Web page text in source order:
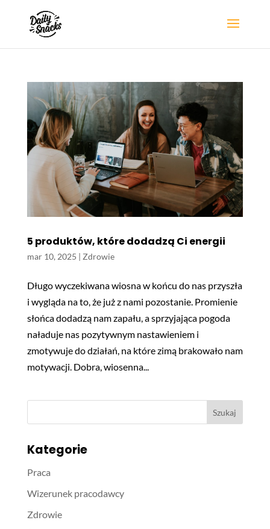
5 produktów, które dodadzą Ci energii
mar 10, 2025 | Zdrowie
Długo wyczekiwana wiosna w końcu do nas przyszła
i wygląda na to, że już z nami pozostanie. Promienie
słońca dodadzą nam zapału, a sprzyjająca pogoda
naładuje nas pozytywnym nastawieniem i
zmotywuje do działań, na które zimą brakowało nam
motywacji. Dobra, wiosenna...
Kategorie
Praca
Wizerunek pracodawcy
Zdrowie